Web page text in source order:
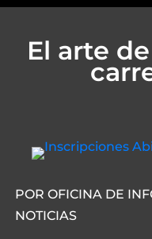
El arte
POR OFICINA DE
NOTICIAS